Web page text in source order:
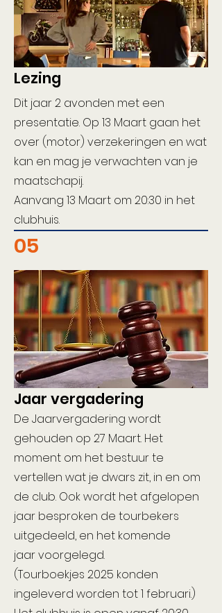
Lezing
Dit jaar 2 avonden met een
presentatie. Op 13 Maart gaan het
over (motor) verzekeringen en wat
kan en mag je verwachten van je
maatschapij.
Aanvang 13 Maart om 20:30 in het
clubhuis.
05
Jaar vergadering
De Jaarvergadering wordt
gehouden op 27 Maart. Het
moment om het bestuur te
vertellen wat je dwars zit, in en om
de club. Ook wordt het afgelopen
jaar besproken de tourbekers
uitgedeeld, en het komende
jaarvoorgelegd.
(Tourboekjes 2025 konden
ingeleverd worden tot 1 februari.)